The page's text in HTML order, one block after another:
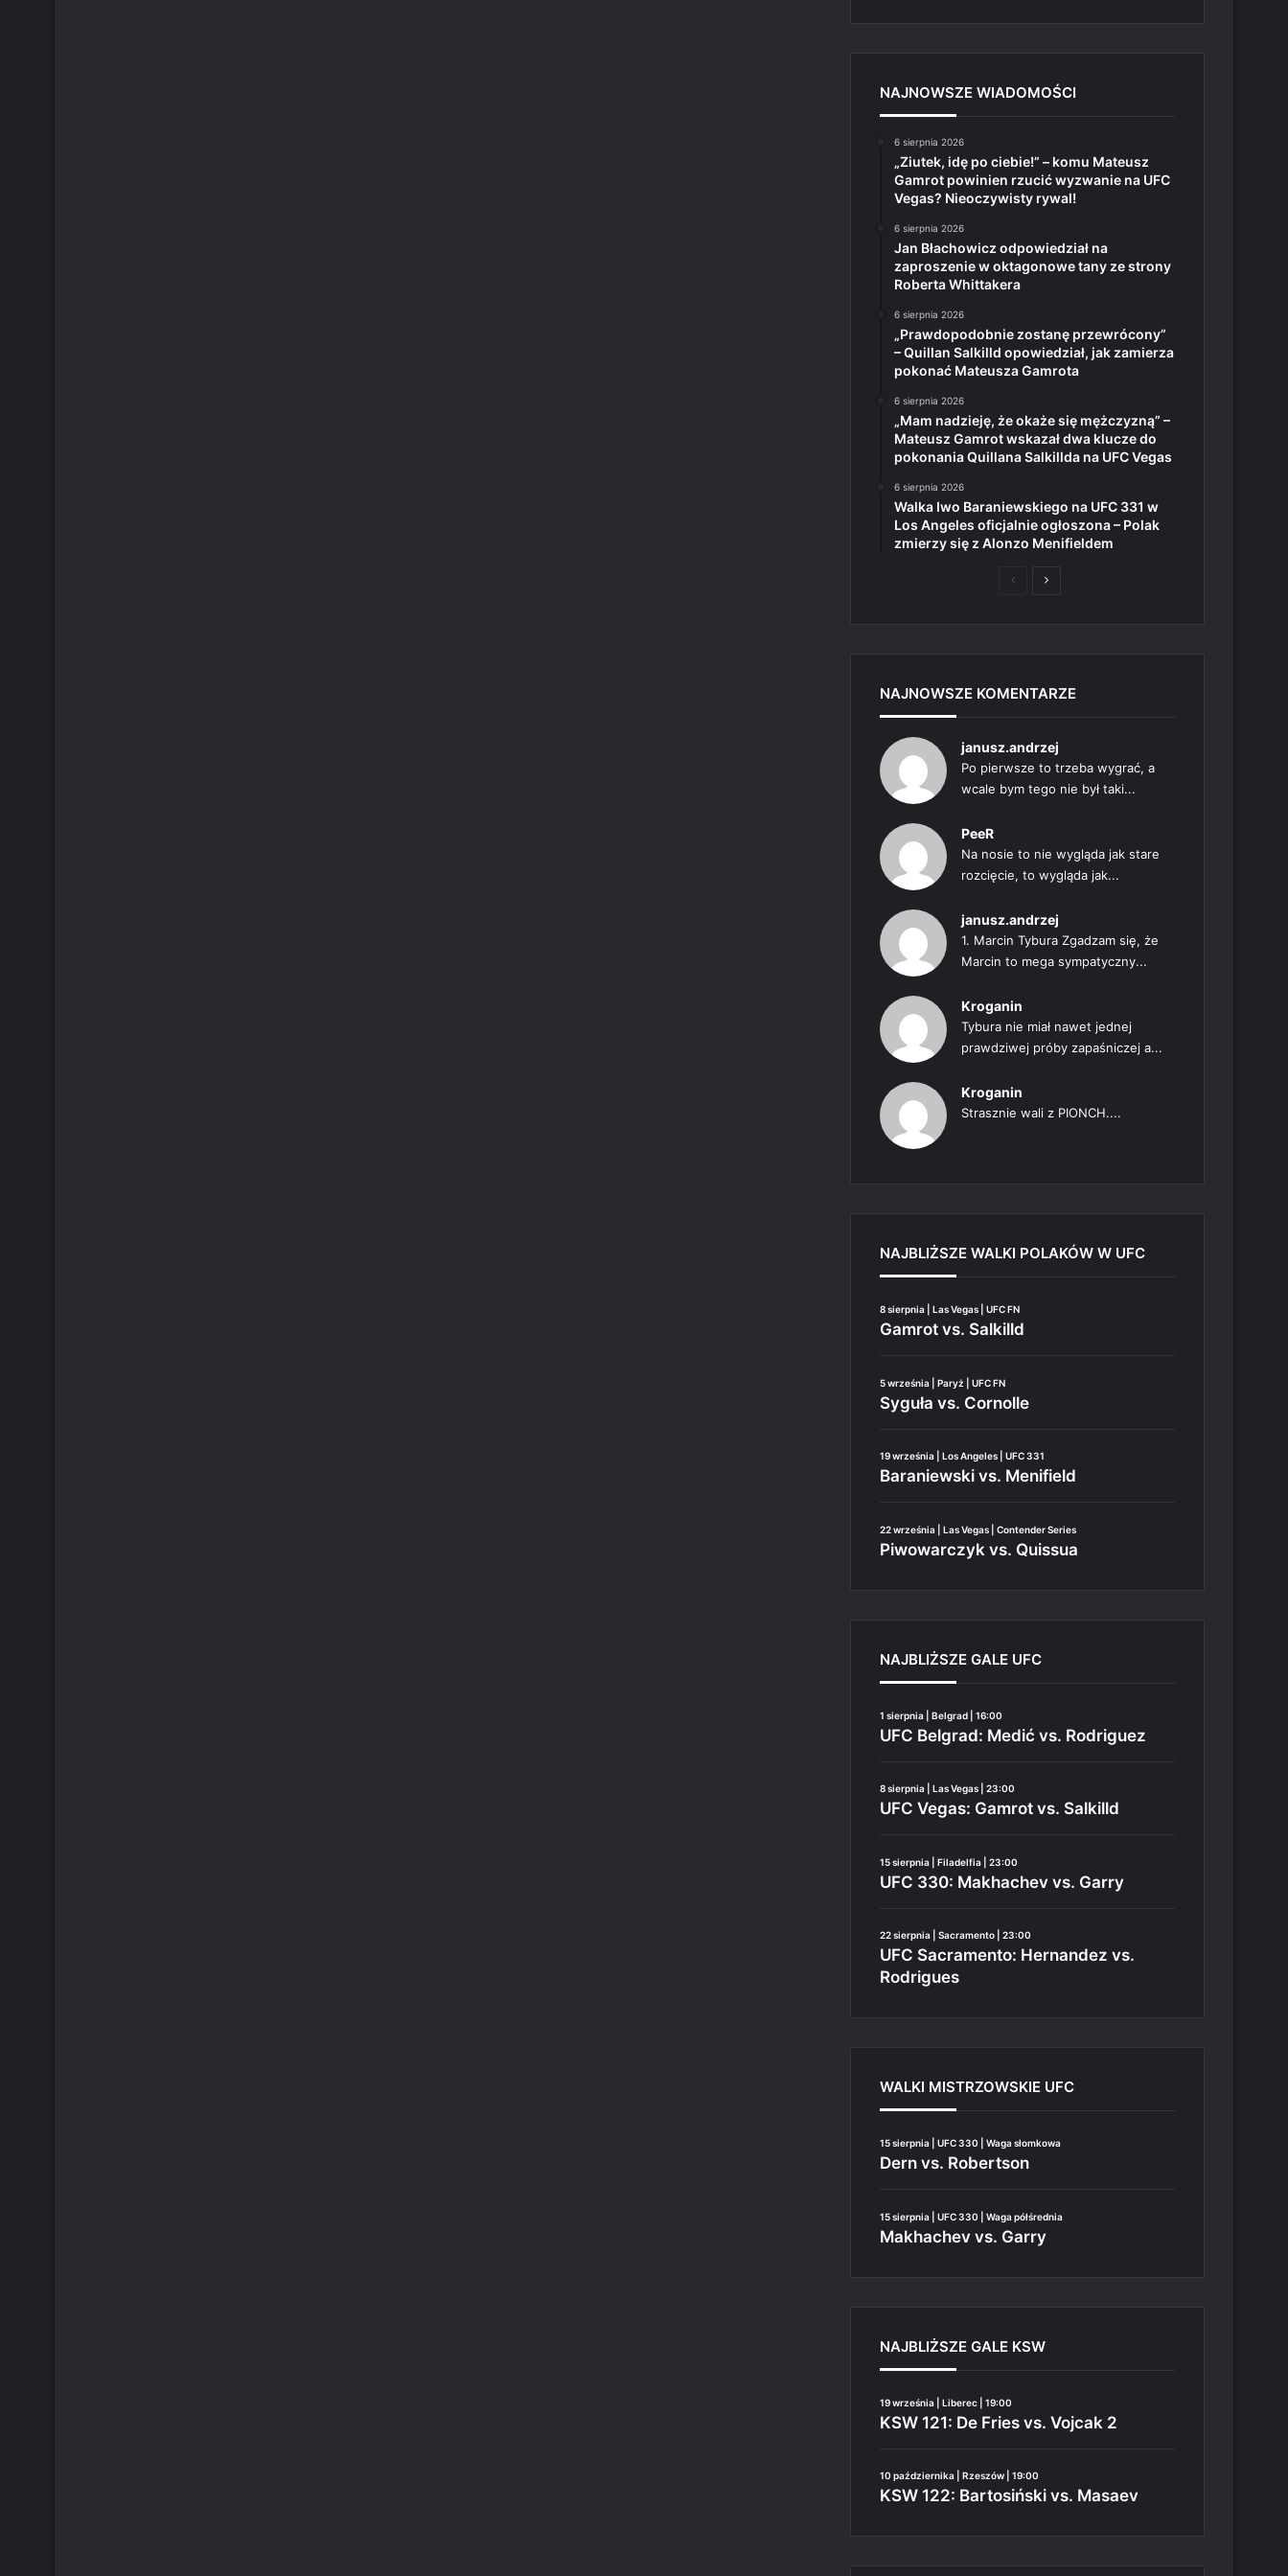
NAJNOWSZE WIADOMOŚCI
6 sierpnia 2026
„Ziutek, idę po ciebie!” – komu Mateusz
Gamrot powinien rzucić wyzwanie na UFC
Vegas? Nieoczywisty rywal!
6 sierpnia 2026
Jan Błachowicz odpowiedział na
zaproszenie w oktagonowe tany ze strony
Roberta Whittakera
6 sierpnia 2026
„Prawdopodobnie zostanę przewrócony”
– Quillan Salkilld opowiedział, jak zamierza
pokonać Mateusza Gamrota
6 sierpnia 2026
„Mam nadzieję, że okaże się mężczyzną” –
Mateusz Gamrot wskazał dwa klucze do
pokonania Quillana Salkillda na UFC Vegas
6 sierpnia 2026
Walka Iwo Baraniewskiego na UFC 331 w
Los Angeles oficjalnie ogłoszona – Polak
zmierzy się z Alonzo Menifieldem
PoprzedniaNastępna
NAJNOWSZE KOMENTARZE
janusz.andrzej
Po pierwsze to trzeba wygrać, a
wcale bym tego nie był taki...
PeeR
Na nosie to nie wygląda jak stare
rozcięcie, to wygląda jak...
janusz.andrzej
1. Marcin Tybura Zgadzam się, że
Marcin to mega sympatyczny...
Kroganin
Tybura nie miał nawet jednej
prawdziwej próby zapaśniczej a...
Kroganin
Strasznie wali z PIONCH....
NAJBLIŻSZE WALKI POLAKÓW W UFC
8 sierpnia | Las Vegas | UFC FN
Gamrot vs. Salkilld
5 września | Paryż | UFC FN
Syguła vs. Cornolle
19 września | Los Angeles | UFC 331
Baraniewski vs. Menifield
22 września | Las Vegas | Contender Series
Piwowarczyk vs. Quissua
NAJBLIŻSZE GALE UFC
1 sierpnia | Belgrad | 16:00
UFC Belgrad: Medić vs. Rodriguez
8 sierpnia | Las Vegas | 23:00
UFC Vegas: Gamrot vs. Salkilld
15 sierpnia | Filadelfia | 23:00
UFC 330: Makhachev vs. Garry
22 sierpnia | Sacramento | 23:00
UFC Sacramento: Hernandez vs.
Rodrigues
WALKI MISTRZOWSKIE UFC
15 sierpnia | UFC 330 | Waga słomkowa
Dern vs. Robertson
15 sierpnia | UFC 330 | Waga półśrednia
Makhachev vs. Garry
NAJBLIŻSZE GALE KSW
19 września | Liberec | 19:00
KSW 121: De Fries vs. Vojcak 2
10 października | Rzeszów | 19:00
KSW 122: Bartosiński vs. Masaev